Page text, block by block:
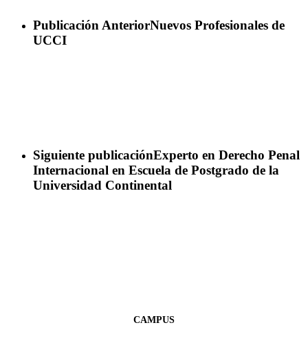
Publicación AnteriorNuevos Profesionales de
UCCI
Siguiente publicaciónExperto en Derecho Penal
Internacional en Escuela de Postgrado de la
Universidad Continental
CAMPUS